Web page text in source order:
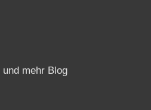
mehr Blog